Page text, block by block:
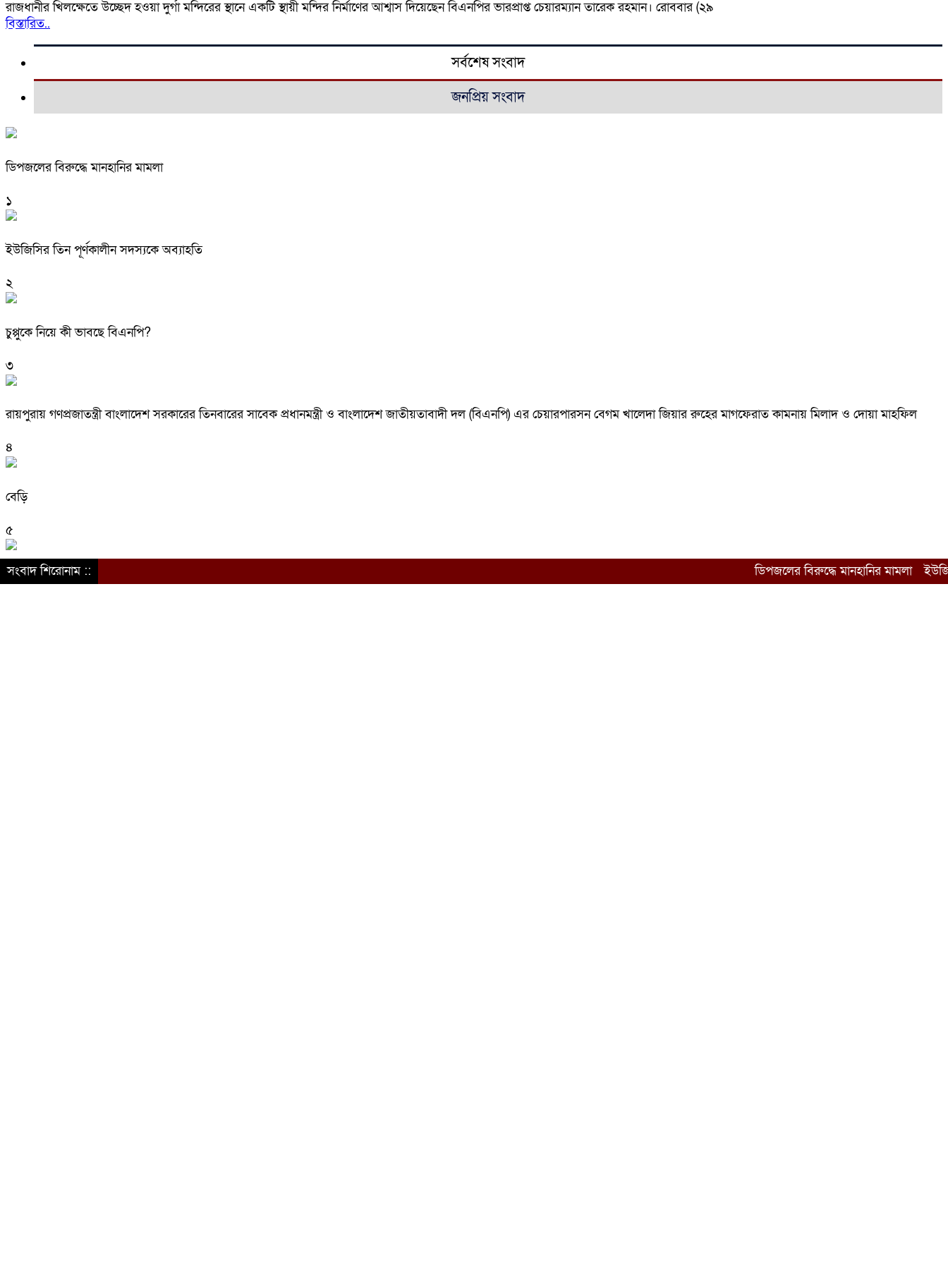
রাজধানীর খিলক্ষেতে উচ্ছেদ হওয়া দুর্গা মন্দিরের স্থানে একটি স্থায়ী মন্দির নির্মাণের আশ্বাস দিয়েছেন বিএনপির ভারপ্রাপ্ত চেয়ারম্যান তারেক রহমান। রোববার (২৯
বিস্তারিত..
সর্বশেষ সংবাদ
জনপ্রিয় সংবাদ
ডিপজলের বিরুদ্ধে মানহানির মামলা
১
ইউজিসির তিন পূর্ণকালীন সদস্যকে অব্যাহতি
২
চুপ্পুকে নিয়ে কী ভাবছে বিএনপি?
৩
রায়পুরায় গণপ্রজাতন্ত্রী বাংলাদেশ সরকারের তিনবারের সাবেক প্রধানমন্ত্রী ও বাংলাদেশ জাতীয়তাবাদী দল (বিএনপি) এর চেয়ারপারসন বেগম খালেদা জিয়ার রুহের মাগফেরাত কামনায় মিলাদ ও দোয়া মাহফিল
৪
বেড়ি
৫
নির্বাচনের আগেই ফিরতে মরিয়া ‘পলাতক শক্তি’
সংবাদ শিরোনাম :: ডিপজলের বিরুদ্ধে মানহানির মামলা ইউজিসির